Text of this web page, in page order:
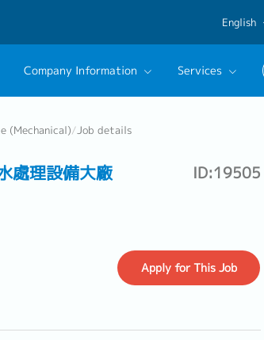
English
English
日本語
Company Information
About Us
Services
Contact Our Career Advisor
(Mechanical)/Job details
處理設備大廠 ID:19505
Applyfor This Job